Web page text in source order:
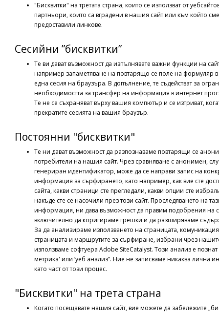
"Бисквитки" на третата страна, които се използват от
партньори, които са вградени в нашия сайт или към който сме
предоставили линкове.
Сесийни ”бисквитки”
Те ви дават възможност да изпълнявате важни функции на
например запаметяване на повтарящо се поле на формуляр
една сесия на браузъра. В допълнение, те съдействат за
необходимостта за трансфер на информация в интернет
Те не се съхраняват върху вашия компютър и се изтриват,
прекратите сесията на вашия браузър.
Постоянни "бисквитки"
Те ни дават възможност да разпознаваме повтарящи се
потребители на нашия сайт. Чрез сравняване с анонимен,
генериран идентификатор, може да се направи запис на
информация за сърфирането, като например, как вие сте
сайта, какви страници сте прегледали, какви опции сте
накъде сте се насочили през този сайт. Проследяването на
информация, ни дава възможност да правим подобрения на
включително да коригираме грешки и да разширяваме
За да анализираме използването на страницата,
страницата и маршрутите за сърфиране, избрани чрез
използваме софтуера Adobe SiteCatalyst. Този анализ е познат
метрика' или ‘уеб анализ”. Ние не записваме никаква лична
като част от този процес.
"Бисквитки" на трета страна
Когато посещавате нашия сайт, вие можете да забележите